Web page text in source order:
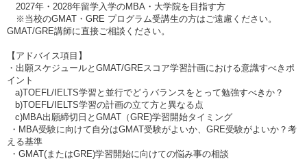
2027年・2028年留学入学のMBA・大学院を目指す方
※当校のGMAT・GRE プログラム受講生の方はご遠慮ください。
GMAT/GRE講師に直接ご相談ください。
【アドバイス項目】
・出願スケジュールとGMAT/GREスコア学習計画における意識すべきポ
イント
a)TOEFL/IELTS学習と並行でどうバランスをとって勉強すべきか？
b)TOEFL/IELTS学習の計画の立て方と異なる点
c)MBA出願締切日とGMAT（GRE)学習開始タイミング
・MBA受験に向けて自分はGMAT受験がよいか、GRE受験がよいか？考
える基準
・GMAT(またはGRE)学習開始に向けての悩み事の相談